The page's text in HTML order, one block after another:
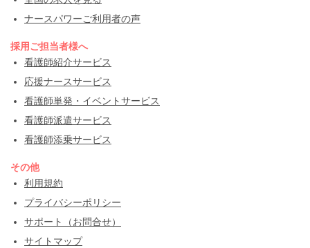
ナースパワーご利用者の声
採用ご担当者様へ
看護師紹介サービス
応援ナースサービス
看護師単発・イベントサービス
看護師派遣サービス
看護師添乗サービス
その他
利用規約
プライバシーポリシー
サポート（お問合せ）
サイトマップ